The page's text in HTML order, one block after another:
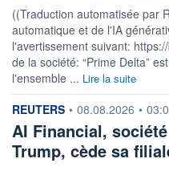
OUVERTURE
0,2745
+ HAUT
0,2746
COTATION SPÉCIFIQUE
3,6420 0,00%
((Traduction automatisée par
automatique et de l'IA
l'avertissement suivant:
de la société: “Prime Delta”
l'ensemble ... Lire la suite
information fournie par
REUTERS • 08.08.2026 •
AI Financial,
Trump, cède sa